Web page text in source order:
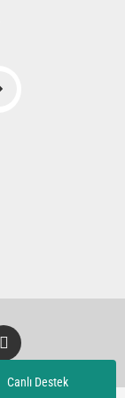
Canlı Destek